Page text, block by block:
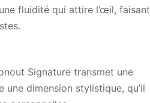
fluidité qui attire l’œil, faisant
Signature transmet une
dimension stylistique, qu’il